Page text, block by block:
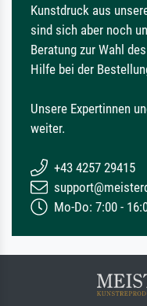
Kunstdruck aus
sind sich aber noch
Beratung zur Wahl
Hilfe bei der
Unsere Expertinnen
weiter.
+43 4257 29415
Mo-Do: 7:00 -